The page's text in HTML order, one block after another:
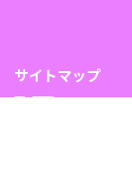
サイトマップ